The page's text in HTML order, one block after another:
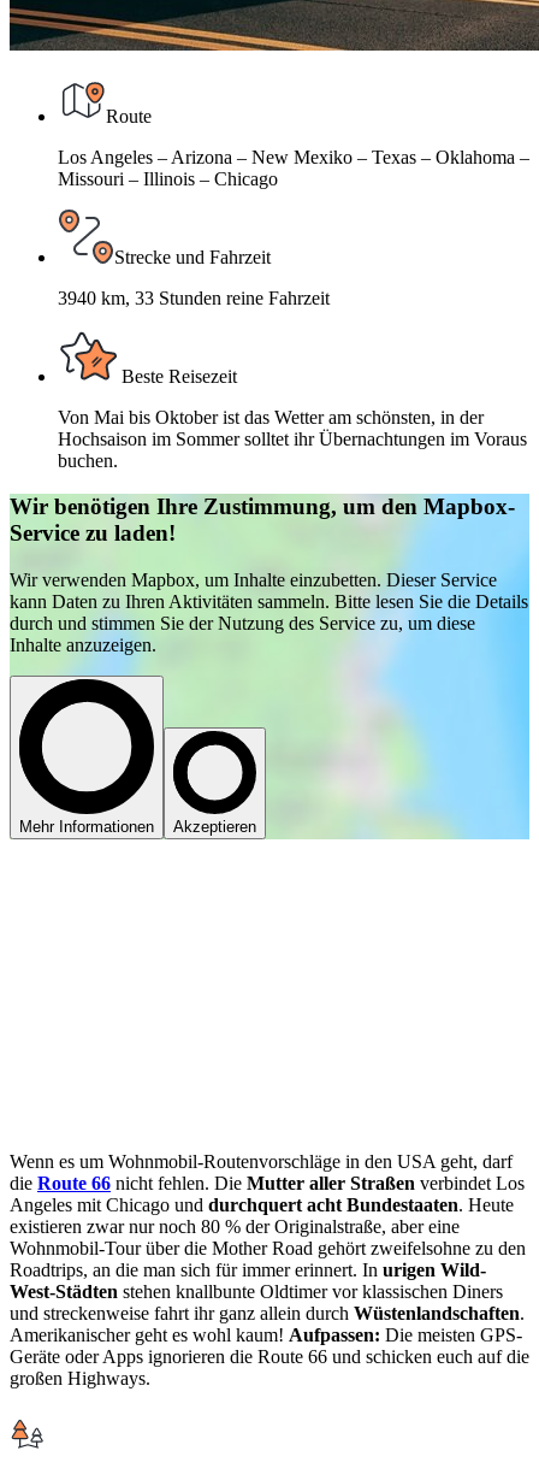
Route
Los Angeles – Arizona – New Mexiko – Texas – Oklahoma –
Missouri – Illinois – Chicago
Strecke und Fahrzeit
3940 km, 33 Stunden reine Fahrzeit
Beste Reisezeit
Von Mai bis Oktober ist das Wetter am schönsten, in der
Hochsaison im Sommer solltet ihr Übernachtungen im Voraus
buchen.
Wir benötigen Ihre Zustimmung, um den Mapbox-
Service zu laden!
Wir verwenden Mapbox, um Inhalte einzubetten. Dieser Service
kann Daten zu Ihren Aktivitäten sammeln. Bitte lesen Sie die Details
durch und stimmen Sie der Nutzung des Service zu, um diese
Inhalte anzuzeigen.
Mehr Informationen Akzeptieren
Wenn es um Wohnmobil-Routenvorschläge in den USA geht, darf
die Route 66 nicht fehlen. Die Mutter aller Straßen verbindet Los
Angeles mit Chicago und durchquert acht Bundestaaten. Heute
existieren zwar nur noch 80 % der Originalstraße, aber eine
Wohnmobil-Tour über die Mother Road gehört zweifelsohne zu den
Roadtrips, an die man sich für immer erinnert. In urigen Wild-
West-Städten stehen knallbunte Oldtimer vor klassischen Diners
und streckenweise fahrt ihr ganz allein durch Wüstenlandschaften.
Amerikanischer geht es wohl kaum! Aufpassen: Die meisten GPS-
Geräte oder Apps ignorieren die Route 66 und schicken euch auf die
großen Highways.